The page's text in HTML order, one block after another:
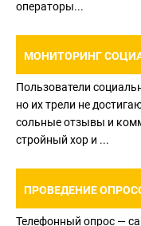
операторы...
МОНИТОРИНГ
Пользователи
но их трели не
сольные отзывы и
стройный хор и ...
ПРОВЕДЕНИЕ
Телефонный опрос —